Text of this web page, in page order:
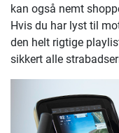
kan også nemt
Hvis du har lyst til
den helt rigtige
sikkert alle